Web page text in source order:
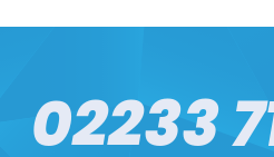
02233